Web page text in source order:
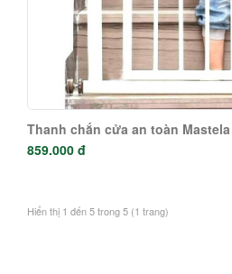
Thanh chắn cửa an toàn Mastela
859.000 đ
Hiển thị 1 đến 5 trong 5 (1 trang)